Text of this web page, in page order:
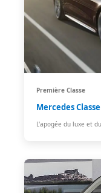
Première Classe
Mercedes Classe
L'apogée du luxe et